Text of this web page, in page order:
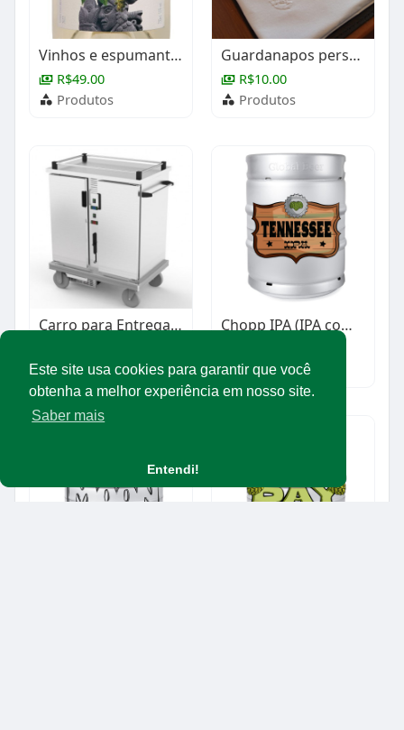
Este site usa cookies para garantir que você
obtenha a melhor experiência em nosso site.
Saber mais
Entendi!
Vinhos e espumantes
R$49.00
Produtos
Guardanapos personalizados
R$10.00
Produtos
Carro para Entrega de Refeição
Equipamentos/maquinários
Chopp IPA (IPA com Jack Daniel´s)
Produtos